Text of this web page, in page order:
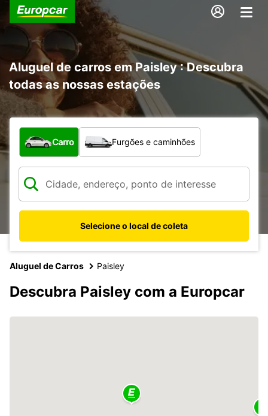
Aluguel de carros em Paisley : Descubra
todas as nossas estações
Qual tipo de veículo?
Carro Furgões e caminhões
Selecione o local de coleta
Aluguel de Carros Paisley
Descubra Paisley com a Europcar